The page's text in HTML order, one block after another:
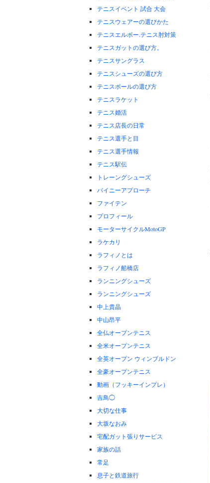
テニスイベント 試合 大会
テニスウェアーの選びかた
テニスエルボー.テニス肘対策
テニスガットの選び方。
テニスサングラス
テニスシューズの選び方
テニスボールの選び方
テニスラケット
テニス婚活
テニス店長の日常
テニス選手と目
テニス選手情報
テニス駅伝
トレーングシューズ
バイニーアプローチ
ファイテン
プロフィール
モーターサイクルMotoGP
ラケカリ
ラフィノとは
ラフィノ船橋店
ランニングシューズ
ランニングシューズ
中上貴晶
中山昂平
全仏オープンテニス
全米オープンテニス
全英オープン ウィンブルドン
全豪オープンテニス
動画（フッキーインプレ）
吉鳥◯
大切な仕事
大坂なおみ
宅配ガット張りサービス
家族の話
常足
息子と鉄道旅行